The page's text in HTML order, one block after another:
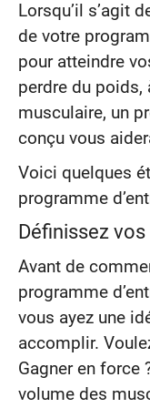
Lorsqu’il s’agit
de votre
pour atteindre
perdre du poids,
musculaire, un
conçu vous
Voici quelques
programme
Définissez
Avant de
programme
vous ayez une
accomplir.
Gagner en force
volume des